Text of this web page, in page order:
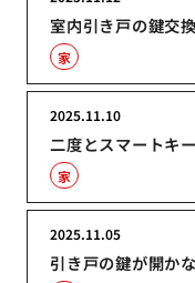
室内引き戸の鍵交
家
二度とスマートキ
2025.11.10
家
引き戸の鍵が開か
2025.11.05